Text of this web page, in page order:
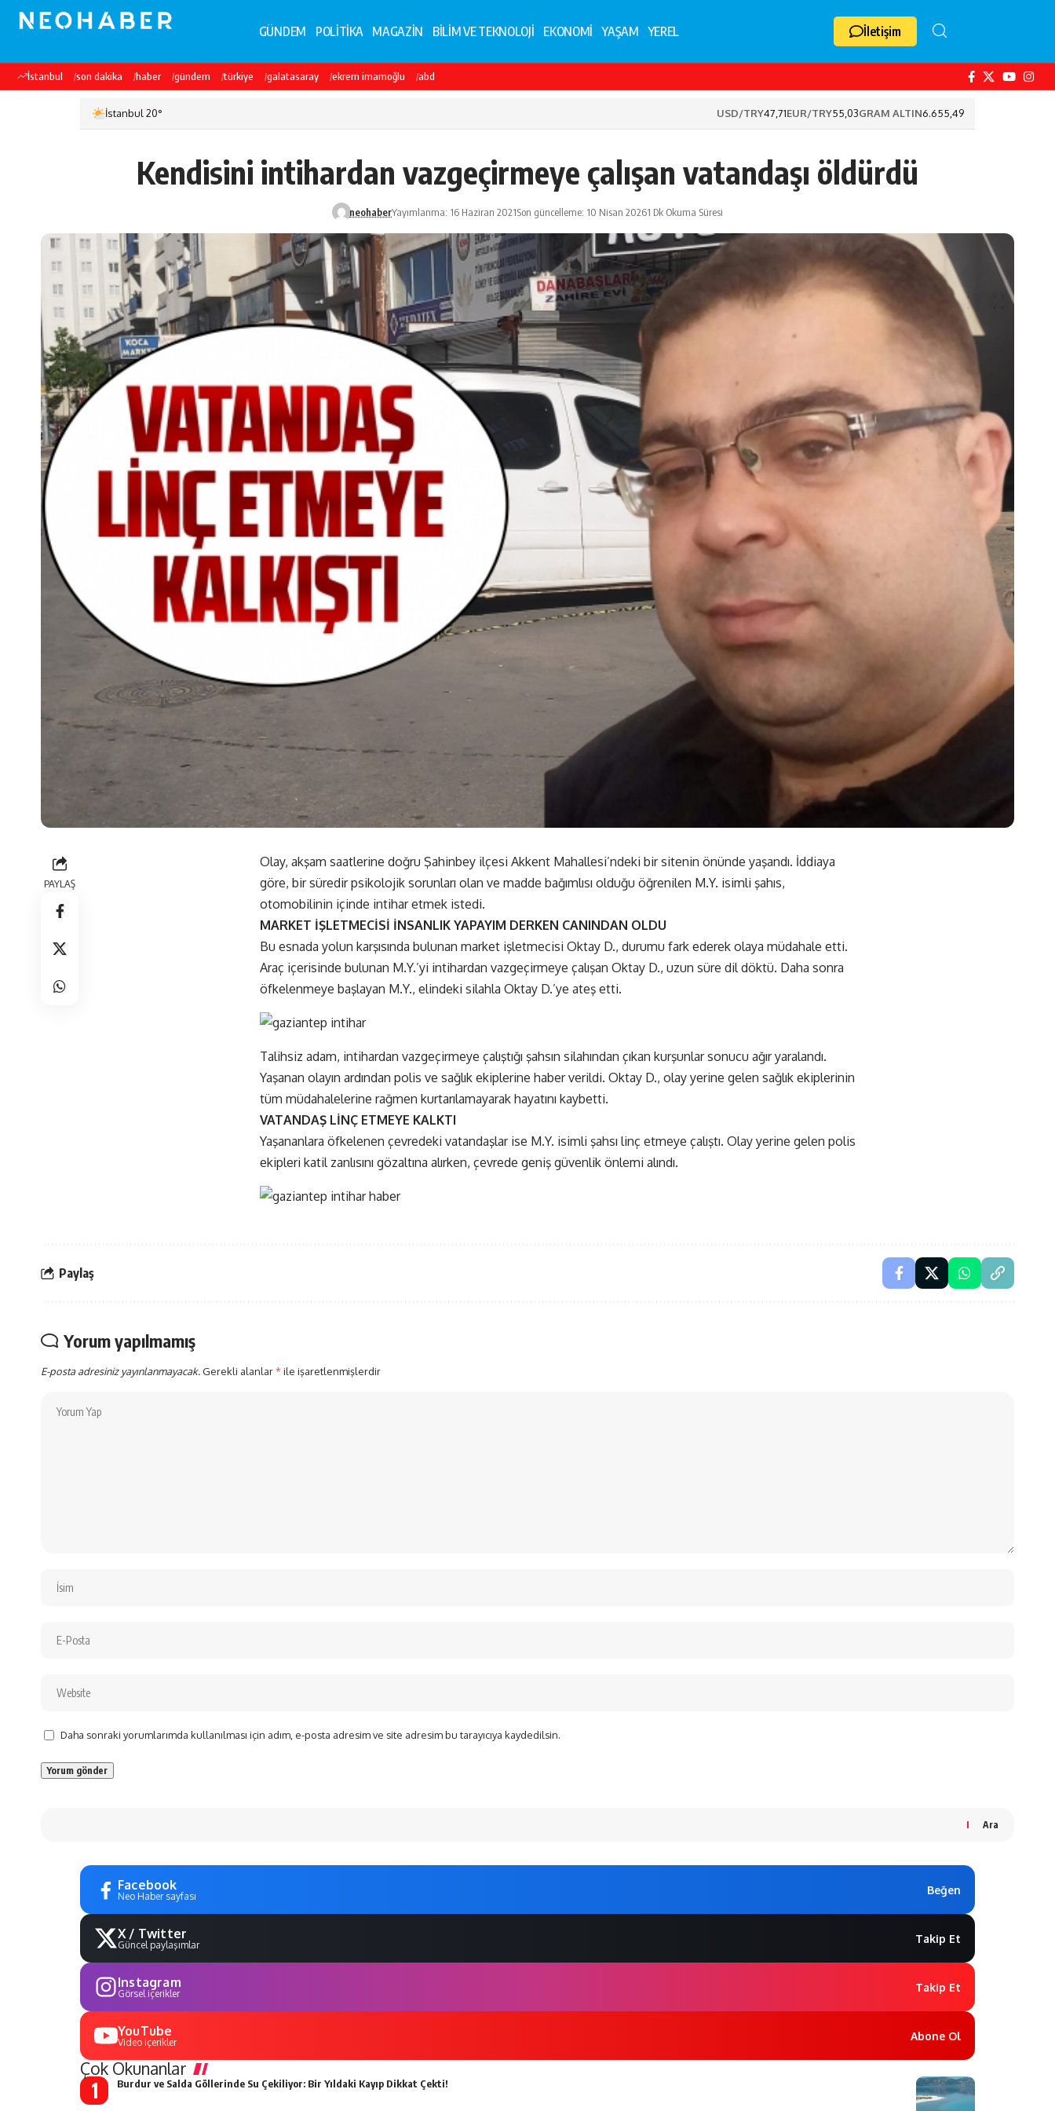
GÜNDEM POLİTİKA MAGAZİN BİLİM VE TEKNOLOJİ EKONOMİ YAŞAM YEREL İletişim
İstanbul son dakika haber gündem türkiye galatasaray ekrem imamoğlu abd
İstanbul 20° USD/TRY47,71EUR/TRY55,03GRAM ALTIN6.655,49
Kendisini intihardan vazgeçirmeye çalışan vatandaşı öldürdü
neohaberYayımlanma: 16 Haziran 2021Son güncelleme: 10 Nisan 20261 Dk Okuma Süresi
PAYLAŞ
Olay, akşam saatlerine doğru Şahinbey ilçesi Akkent Mahallesi’ndeki bir sitenin önünde yaşandı. İddiaya
göre, bir süredir psikolojik sorunları olan ve madde bağımlısı olduğu öğrenilen M.Y. isimli şahıs,
otomobilinin içinde intihar etmek istedi.
MARKET İŞLETMECİSİ İNSANLIK YAPAYIM DERKEN CANINDAN OLDU
Bu esnada yolun karşısında bulunan market işletmecisi Oktay D., durumu fark ederek olaya müdahale etti.
Araç içerisinde bulunan M.Y.’yi intihardan vazgeçirmeye çalışan Oktay D., uzun süre dil döktü. Daha sonra
öfkelenmeye başlayan M.Y., elindeki silahla Oktay D.’ye ateş etti.
Talihsiz adam, intihardan vazgeçirmeye çalıştığı şahsın silahından çıkan kurşunlar sonucu ağır yaralandı.
Yaşanan olayın ardından polis ve sağlık ekiplerine haber verildi. Oktay D., olay yerine gelen sağlık ekiplerinin
tüm müdahalelerine rağmen kurtarılamayarak hayatını kaybetti.
VATANDAŞ LİNÇ ETMEYE KALKTI
Yaşananlara öfkelenen çevredeki vatandaşlar ise M.Y. isimli şahsı linç etmeye çalıştı. Olay yerine gelen polis
ekipleri katil zanlısını gözaltına alırken, çevrede geniş güvenlik önlemi alındı.
Paylaş
Yorum yapılmamış
E-posta adresiniz yayınlanmayacak. Gerekli alanlar*ile işaretlenmişlerdir
Daha sonraki yorumlarımda kullanılması için adım, e-posta adresim ve site adresim bu tarayıcıya kaydedilsin.
Ara
Facebook
Neo Haber sayfası Beğen
X / Twitter
Güncel paylaşımlar Takip Et
Instagram
Görsel içerikler Takip Et
YouTube
Video içerikler Abone Ol
Çok Okunanlar
Burdur ve Salda Göllerinde Su Çekiliyor: Bir Yıldaki Kayıp Dikkat Çekti!